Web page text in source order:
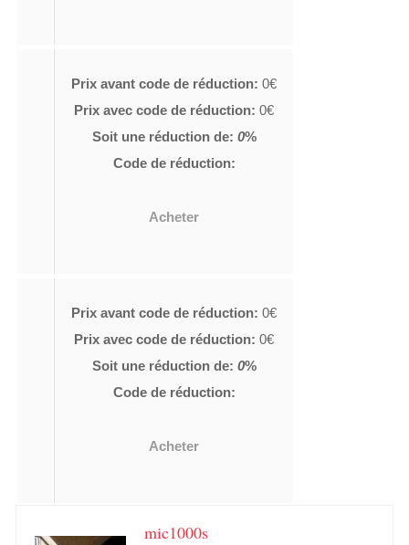
Prix avant code de réduction: 0€
Prix avec code de réduction: 0€
Soit une réduction de: 0%
Code de réduction:
Acheter
Prix avant code de réduction: 0€
Prix avec code de réduction: 0€
Soit une réduction de: 0%
Code de réduction:
Acheter
mic1000s